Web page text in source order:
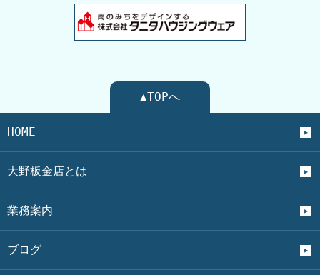
▲TOPへ
HOME
大野板金店とは
業務案内
ブログ